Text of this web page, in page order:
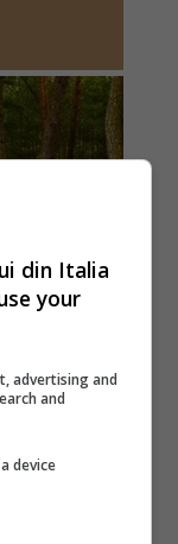
din Italia
your
advertising and
and
device